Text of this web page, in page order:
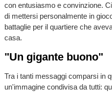
con entusiasmo e convinzione.
di mettersi personalmente in
battaglie per il quartiere che
casa.
"Un gigante buono"
Tra i tanti messaggi comparsi in
un'immagine condivisa da tutti: